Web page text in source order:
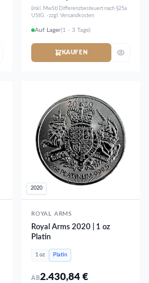
(inkl. MwSt) Differenzbesteuert nach §25a
UStG. · zzgl. Versandkosten
Auf Lager(1 - 3 Tage)
KAUFEN
2020
ROYAL ARMS
Royal Arms 2020 | 1 oz
Platin
1 oz Platin
AB2.430,84€